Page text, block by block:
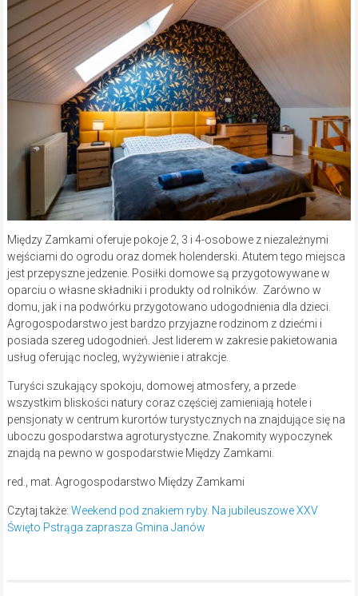
Między Zamkami oferuje pokoje 2, 3 i 4-osobowe z niezależnymi
wejściami do ogrodu oraz domek holenderski. Atutem tego miejsca
jest przepyszne jedzenie. Posiłki domowe są przygotowywane w
oparciu o własne składniki i produkty od rolników. Zarówno w
domu, jak i na podwórku przygotowano udogodnienia dla dzieci.
Agrogospodarstwo jest bardzo przyjazne rodzinom z dziećmi i
posiada szereg udogodnień. Jest liderem w zakresie pakietowania
usług oferując nocleg, wyżywienie i atrakcje.
Turyści szukający spokoju, domowej atmosfery, a przede
wszystkim bliskości natury coraz częściej zamieniają hotele i
pensjonaty w centrum kurortów turystycznych na znajdujące się na
uboczu gospodarstwa agroturystyczne. Znakomity wypoczynek
znajdą na pewno w gospodarstwie Między Zamkami.
red., mat. Agrogospodarstwo Między Zamkami
Czytaj także: Weekend pod znakiem ryby. Na jubileuszowe XXV
Święto Pstrąga zaprasza Gmina Janów